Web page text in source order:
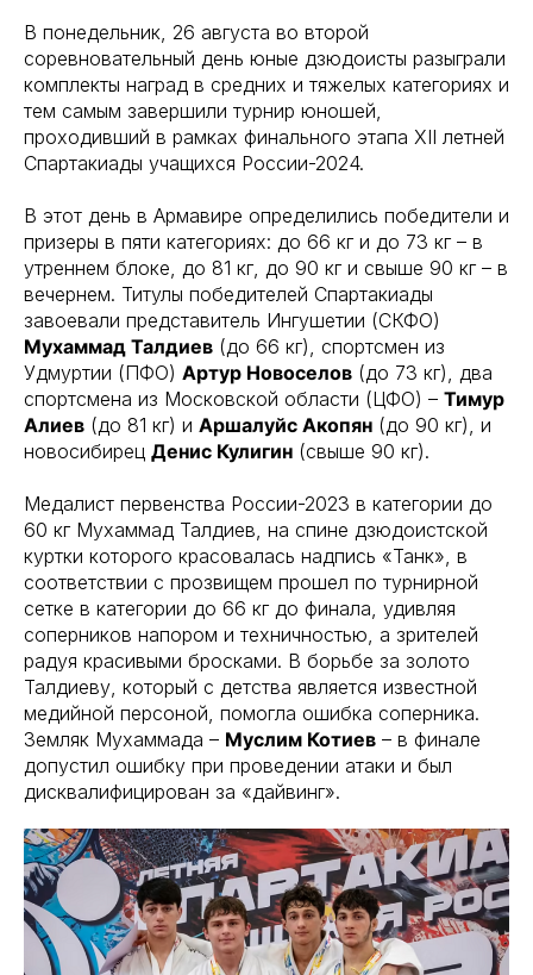
В понедельник, 26 августа во второй
соревновательный день юные дзюдоисты разыграли
комплекты наград в средних и тяжелых категориях и
тем самым завершили турнир юношей,
проходивший в рамках финального этапа XII летней
Спартакиады учащихся России-2024.
В этот день в Армавире определились победители и
призеры в пяти категориях: до 66 кг и до 73 кг – в
утреннем блоке, до 81 кг, до 90 кг и свыше 90 кг – в
вечернем. Титулы победителей Спартакиады
завоевали представитель Ингушетии (СКФО)
Мухаммад Талдиев (до 66 кг), спортсмен из
Удмуртии (ПФО) Артур Новоселов (до 73 кг), два
спортсмена из Московской области (ЦФО) – Тимур
Алиев (до 81 кг) и Аршалуйс Акопян (до 90 кг), и
новосибирец Денис Кулигин (свыше 90 кг).
Медалист первенства России-2023 в категории до
60 кг Мухаммад Талдиев, на спине дзюдоистской
куртки которого красовалась надпись «Танк», в
соответствии с прозвищем прошел по турнирной
сетке в категории до 66 кг до финала, удивляя
соперников напором и техничностью, а зрителей
радуя красивыми бросками. В борьбе за золото
Талдиеву, который с детства является известной
медийной персоной, помогла ошибка соперника.
Земляк Мухаммада – Муслим Котиев – в финале
допустил ошибку при проведении атаки и был
дисквалифицирован за «дайвинг».